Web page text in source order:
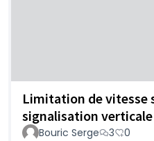
Limitation de vitesse
signalisation verticale
Bouric Serge 3 0